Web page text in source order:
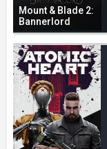
Mount & Blade 2:
Bannerlord